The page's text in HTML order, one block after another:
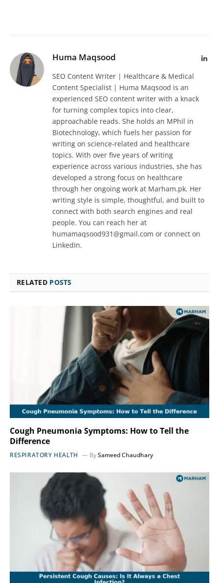
Huma Maqsood
SEO Content Writer | Healthcare & Medical
Content Specialist | Huma Maqsood is an
experienced SEO content writer with a knack
for turning complex topics into clear,
approachable reads. She holds an MPhil in
Biotechnology, which fuels her passion for
writing on science-related and healthcare
topics. With over five years of writing
experience across various industries, she has
developed a strong focus on healthcare
through her ongoing work at Marham.pk. Her
writing style is simple, thoughtful, and built to
connect with both search engines and real
people. You can reach her at
humamaqsood931@gmail.com or connect on
LinkedIn.
RELATED POSTS
Cough Pneumonia Symptoms: How to Tell the
Difference
RESPIRATORY HEALTH BySameed Chaudhary